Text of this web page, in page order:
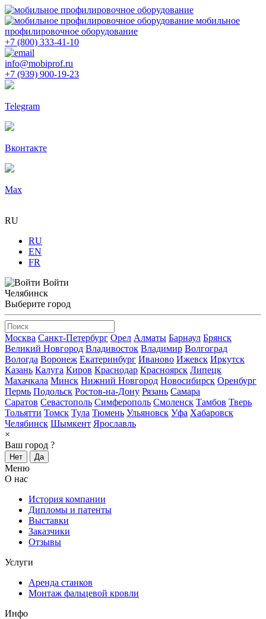
мобильное
профилировочное оборудование
+7 (800) 333-41-10
info@mobiprof.ru
+7 (939) 900-19-23
Telegram
Вконтакте
Max
RU
RU
EN
FR
Войти
Челябинск
Выберите город
Москва Санкт-Петербург Орел Алматы Барнаул Брянск
Великий Новгород Владивосток Владимир Волгоград
Вологда Воронеж Екатеринбург Иваново Ижевск Иркутск
Казань Калуга Киров Краснодар Красноярск Липецк
Махачкала Минск Нижний Новгород Новосибирск Оренбург
Пермь Подольск Ростов-на-Дону Рязань Самара
Саратов Севастополь Симферополь Смоленск Тамбов Тверь
Тольятти Томск Тула Тюмень Ульяновск Уфа Хабаровск
Челябинск Шымкент Ярославль
×
Ваш город ?
Нет Да
Меню
О нас
История компании
Дипломы и патенты
Выставки
Заказчики
Отзывы
Услуги
Аренда станков
Монтаж фальцевой кровли
Инфо